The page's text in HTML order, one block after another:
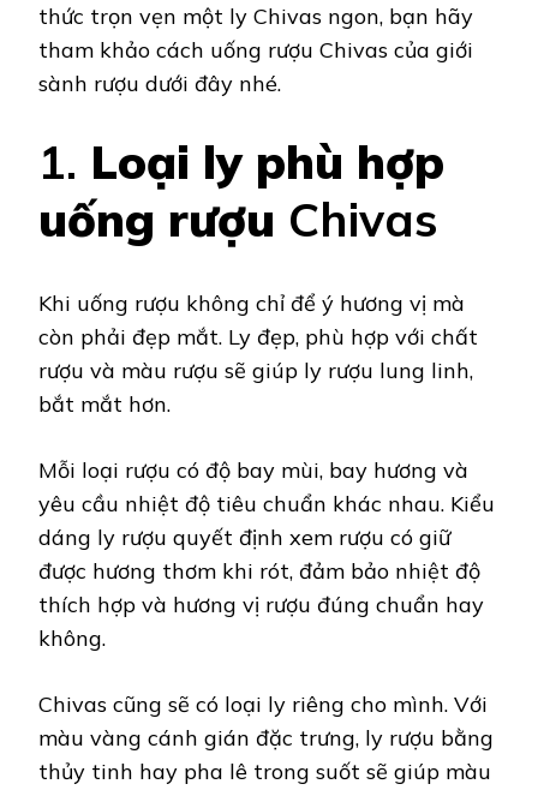
thức trọn vẹn một ly Chivas ngon, bạn hãy
tham khảo cách uống rượu Chivas của giới
sành rượu dưới đây nhé.
1. Loại ly phù hợp
uống rượu Chivas
Khi uống rượu không chỉ để ý hương vị mà
còn phải đẹp mắt. Ly đẹp, phù hợp với chất
rượu và màu rượu sẽ giúp ly rượu lung linh,
bắt mắt hơn.
Mỗi loại rượu có độ bay mùi, bay hương và
yêu cầu nhiệt độ tiêu chuẩn khác nhau. Kiểu
dáng ly rượu quyết định xem rượu có giữ
được hương thơm khi rót, đảm bảo nhiệt độ
thích hợp và hương vị rượu đúng chuẩn hay
không.
Chivas cũng sẽ có loại ly riêng cho mình. Với
màu vàng cánh gián đặc trưng, ly rượu bằng
thủy tinh hay pha lê trong suốt sẽ giúp màu